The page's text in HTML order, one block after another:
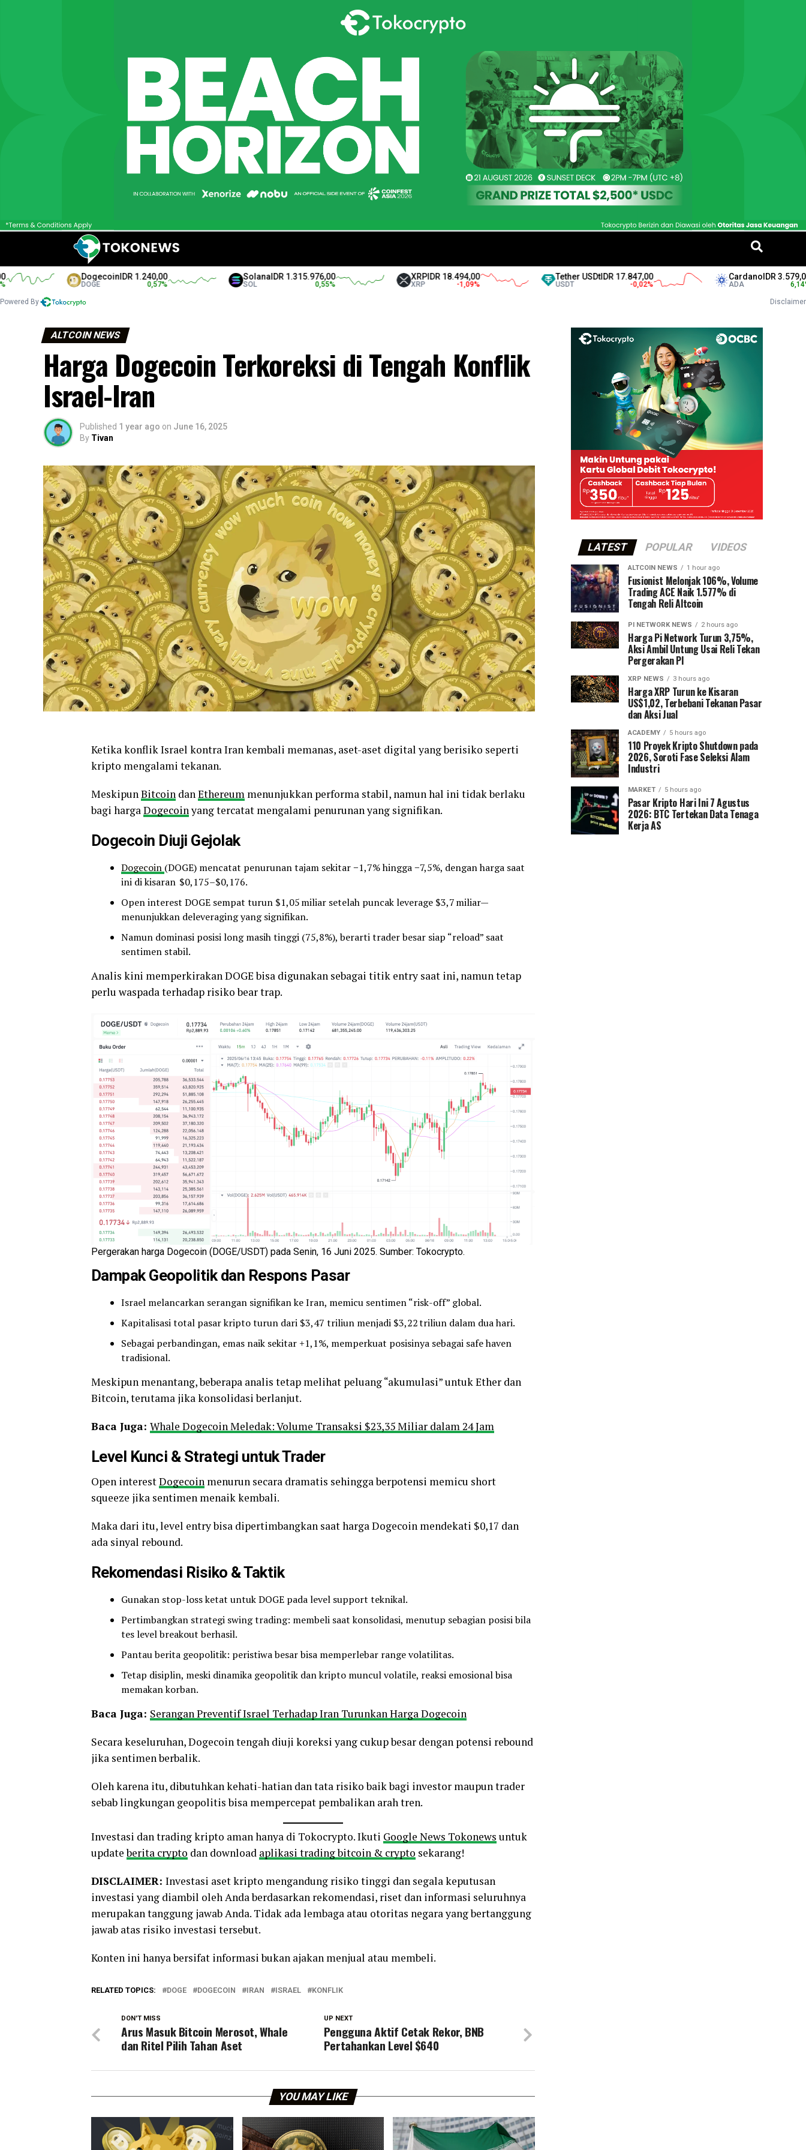
DogecoinIDR 1.240,00
DOGE
SolanaIDR 1.315.976,00 XRP IDR 18.494,00
-1,09
Tether USDtIDR 17.847,00
USDT
CardanoIDR 3.579,00
ADA
Powered By Disclaimer
ALTCOIN NEWS
Harga Dogecoin Terkoreksi di Tengah Konflik
Israel-Iran
Published 1 year ago on June 16, 2025
By Tivan
Ketika konflik Israel kontra Iran kembali memanas, aset-aset digital yang berisiko seperti
kripto mengalami tekanan.
MeskipunBitcoin danEthereum menunjukkan performa stabil, namun hal ini tidak berlaku
bagi hargaDogecoinyang tercatat mengalami penurunan yang signifikan.
Dogecoin Diuji Gejolak
Dogecoin (DOGE) mencatat penurunan tajam sekitar −1,7% hingga −7,5%, dengan harga saat
ini di kisaran $0,175–$0,176.
Open interest DOGE sempat turun $1,05 miliar setelah puncak leverage $3,7 miliar—
menunjukkan deleveraging yang signifikan.
Namun dominasi posisi long masih tinggi (75,8%), berarti trader besar siap “reload” saat
sentimen stabil.
Analis kini memperkirakan DOGE bisa digunakan sebagai titik entry saat ini, namun tetap
perlu waspada terhadap risiko bear trap.
Pergerakan harga Dogecoin (DOGE/USDT) pada Senin, 16 Juni 2025. Sumber: Tokocrypto.
Dampak Geopolitik dan Respons Pasar
Israel melancarkan serangan signifikan ke Iran, memicu sentimen “risk-off” global.
Kapitalisasi total pasar kripto turun dari $3,47 triliun menjadi $3,22 triliun dalam dua hari.
Sebagai perbandingan, emas naik sekitar +1,1%, memperkuat posisinya sebagai safe haven
tradisional.
Meskipun menantang, beberapa analis tetap melihat peluang “akumulasi” untuk Ether dan
Bitcoin, terutama jika konsolidasi berlanjut.
Baca Juga: Whale Dogecoin Meledak: Volume Transaksi $23,35 Miliar dalam 24 Jam
Level Kunci & Strategi untuk Trader
Open interestDogecoin menurun secara dramatis sehingga berpotensi memicu short
squeeze jika sentimen menaik kembali.
Maka dari itu, level entry bisa dipertimbangkan saat harga Dogecoin mendekati $0,17 dan
ada sinyal rebound.
Rekomendasi Risiko & Taktik
Gunakan stop-lossketat untuk DOGE pada level support teknikal.
Pertimbangkan strategi swing trading: membeli saat konsolidasi, menutup sebagian posisi bila
tes level breakout berhasil.
Pantau berita geopolitik: peristiwa besar bisa memperlebar range volatilitas.
Tetap disiplin, meski dinamika geopolitik dan kripto muncul volatile, reaksi emosional bisa
memakan korban.
Baca Juga: Serangan Preventif Israel Terhadap Iran Turunkan Harga Dogecoin
Secara keseluruhan, Dogecoin tengah diuji koreksi yang cukup besar dengan potensi rebound
jika sentimen berbalik.
Oleh karena itu, dibutuhkan kehati-hatian dan tata risiko baik bagi investor maupun trader
sebab lingkungan geopolitis bisa mempercepat pembalikan arah tren.
Investasi dan trading kripto aman hanya di Tokocrypto. Ikuti Google News Tokonews untuk
updateberita crypto dan download aplikasi trading bitcoin & crypto sekarang!
DISCLAIMER: Investasi aset kripto mengandung risiko tinggi dan segala keputusan
investasi yang diambil oleh Anda berdasarkan rekomendasi, riset dan informasi seluruhnya
merupakan tanggung jawab Anda. Tidak ada lembaga atau otoritas negara yang bertanggung
jawab atas risiko investasi tersebut.
Konten ini hanya bersifat informasi bukan ajakan menjual atau membeli.
RELATED TOPICS: DOGE DOGECOIN IRAN ISRAEL KONFLIK
UP NEXT
Pengguna Aktif Cetak Rekor, BNB
Pertahankan Level $640
DON'T MISS
Arus Masuk Bitcoin Merosot, Whale
dan Ritel Pilih Tahan Aset
YOU MAY LIKE
LATEST POPULAR VIDEOS
ALTCOIN NEWS 1 hour ago
Fusionist Melonjak 106%, Volume
Trading ACE Naik 1.577% di
Tengah Reli Altcoin
PI NETWORK NEWS 2 hours ago
Harga Pi Network Turun 3,75%,
Aksi Ambil Untung Usai Reli Tekan
Pergerakan PI
XRP NEWS 3 hours ago
Harga XRP Turun ke Kisaran
US$1,02, Terbebani Tekanan Pasar
dan Aksi Jual
ACADEMY 5 hours ago
110 Proyek Kripto Shutdown pada
2026, Soroti Fase Seleksi Alam
Industri
MARKET 5 hours ago
Pasar Kripto Hari Ini 7 Agustus
2026: BTC Tertekan Data Tenaga
Kerja AS